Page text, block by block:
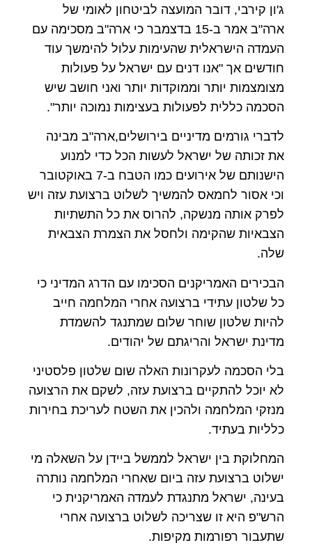
ג'ון קירבי, דובר המועצה לביטחון לאומי של
ארה"ב אמר ב-15 בדצמבר כי ארה"ב מסכימה עם
העמדה הישראלית שהעימות עלול להימשך עוד
חודשים אך "אנו דנים עם ישראל על פעולות
מצומצמות יותר וממוקדות יותר ואני חושב שיש
הסכמה כללית לפעולות בעצימות נמוכה יותר".
לדברי גורמים מדיניים בירושלים,ארה"ב מבינה
את זכותה של ישראל לעשות הכל כדי למנוע
הישנותם של אירועים כמו הטבח ב-7 באוקטובר
וכי אסור לחמאס להמשיך לשלוט ברצועת עזה ויש
לפרק אותה מנשקה, להרוס את כל התשתיות
הצבאיות שהקימה ולחסל את הצמרת הצבאית
שלה.
הבכירים האמריקנים הסכימו עם הדרג המדיני כי
כל שלטון עתידי ברצועה אחרי המלחמה חייב
להיות שלטון שוחר שלום שמתנגד להשמדת
מדינת ישראל והריגתם של יהודים.
בלי הסכמה לעקרונות האלה שום שלטון פלסטיני
לא יוכל להתקיים ברצועת עזה, לשקם את הרצועה
מנזקי המלחמה ולהכין את השטח לעריכת בחירות
כלליות בעתיד.
המחלוקת בין ישראל לממשל ביידן על השאלה מי
ישלוט ברצועת עזה ביום שאחרי המלחמה נותרה
בעינה, ישראל מתנגדת לעמדה האמריקנית כי
הרש"פ היא זו שצריכה לשלוט ברצועה אחרי
שתעבור רפורמות מקיפות.